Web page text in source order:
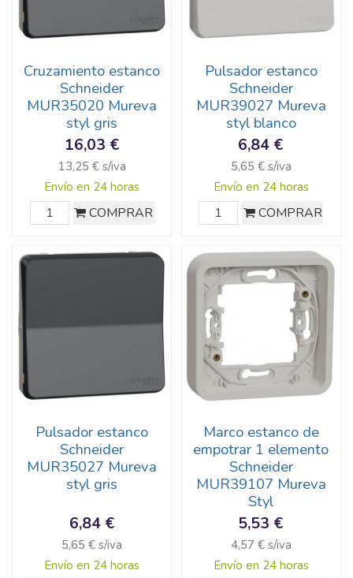
Cruzamiento estanco
Schneider
MUR35020 Mureva
styl gris
16,03 €
13,25 € s/iva
Envío en 24 horas
COMPRAR
Pulsador estanco
Schneider
MUR39027 Mureva
styl blanco
6,84 €
5,65 € s/iva
Envío en 24 horas
COMPRAR
Pulsador estanco
Schneider
MUR35027 Mureva
styl gris
6,84 €
5,65 € s/iva
Envío en 24 horas
Marco estanco de
empotrar 1 elemento
Schneider
MUR39107 Mureva
Styl
5,53 €
4,57 € s/iva
Envío en 24 horas